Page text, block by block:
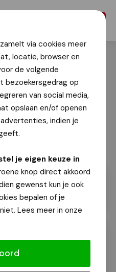
via cookies meer
locatie, browser en
de volgende
bezoekersgedrag op
van social media,
opslaan en/of openen
indien je
je eigen keuze in
knop direct akkoord
gewenst kun je ook
bepalen of je
Lees meer in onze
op
voortgezet in